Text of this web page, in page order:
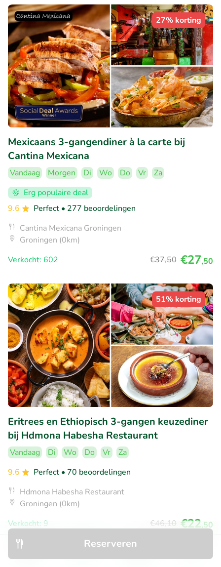
Reserveren
27% korting
Mexicaans 3-gangendiner à la carte bij
Cantina Mexicana
Vandaag Morgen Di Wo Do Vr
Za
Erg populaire deal
9.6
Perfect • 277 beoordelingen
Cantina Mexicana Groningen
Groningen (0km)
Verkocht: 602
€37,50 €27,50
51% korting
Eritrees en Ethiopisch 3-gangen keuzediner
bij Hdmona Habesha Restaurant
Vandaag Di Wo Do Vr
Za
9.6
Perfect • 70 beoordelingen
Hdmona Habesha Restaurant
Groningen (0km)
Verkocht: 9
€46,10 €22,50